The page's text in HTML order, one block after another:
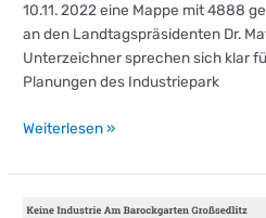
10.11. 2022 eine Mappe mit 4888
an den Landtagspräsidenten Dr.
Unterzeichner sprechen sich klar
Planungen des Industriepark
Weiterlesen »
Petition